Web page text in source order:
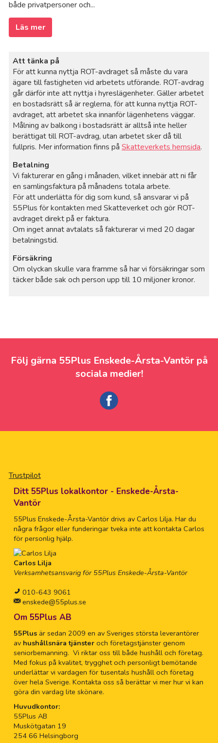
både privatpersoner och...
Läs mer
Att tänka på
För att kunna nyttja ROT-avdraget så måste du vara
ägare till fastigheten vid arbetets utförande. ROT-avdrag
går därför inte att nyttja i hyreslägenheter. Gäller arbetet
en bostadsrätt så är reglerna, för att kunna nyttja ROT-
avdraget, att arbetet ska innanför lägenhetens väggar.
Målning av balkong i bostadsrätt är alltså inte heller
berättigat till ROT-avdrag, utan arbetet sker då till
fullpris. Mer information finns påSkatteverkets hemsida.
Betalning
Vi fakturerar en gång i månaden, vilket innebär att ni får
en samlingsfaktura på månadens totala arbete.
För att underlätta för dig som kund, så ansvarar vi på
55Plus för kontakten med Skatteverket och gör ROT-
avdraget direkt på er faktura.
Om inget annat avtalats så fakturerar vi med 20 dagar
betalningstid.
Försäkring
Om olyckan skulle vara framme så har vi försäkringar som
täcker både sak och person upp till 10 miljoner kronor.
Följ gärna 55Plus Enskede-Årsta-Vantör på
sociala medier!
Trustpilot
Ditt 55Plus lokalkontor - Enskede-Årsta-
Vantör
55Plus Enskede-Årsta-Vantör drivs av Carlos Lilja. Har du
några frågor eller funderingar tveka inte att kontakta Carlos
för personlig hjälp.
Carlos Lilja
Verksamhetsansvarig för 55Plus Enskede-Årsta-Vantör
010-643 9061
enskede@55plus.se
Om 55Plus AB
55Plusär sedan 2009 en av Sveriges största leverantörer
av hushållsnära tjänsteroch företagstjänster genom
seniorbemanning. Vi riktar oss till både hushåll och företag.
Med fokus på kvalitet, trygghet och personligt bemötande
underlättar vi vardagen för tusentals hushåll och företag
över hela Sverige. Kontakta oss så berättar vi mer hur vi kan
göra din vardag lite skönare.
Huvudkontor:
55Plus AB
Muskötgatan 19
254 66 Helsingborg